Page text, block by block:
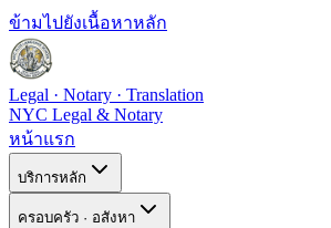
ข้ามไปยังเนื้อหาหลัก
Legal · Notary · Translation
NYC Legal & Notary
หน้าแรก
บริการหลัก
ครอบครัว · อสังหา